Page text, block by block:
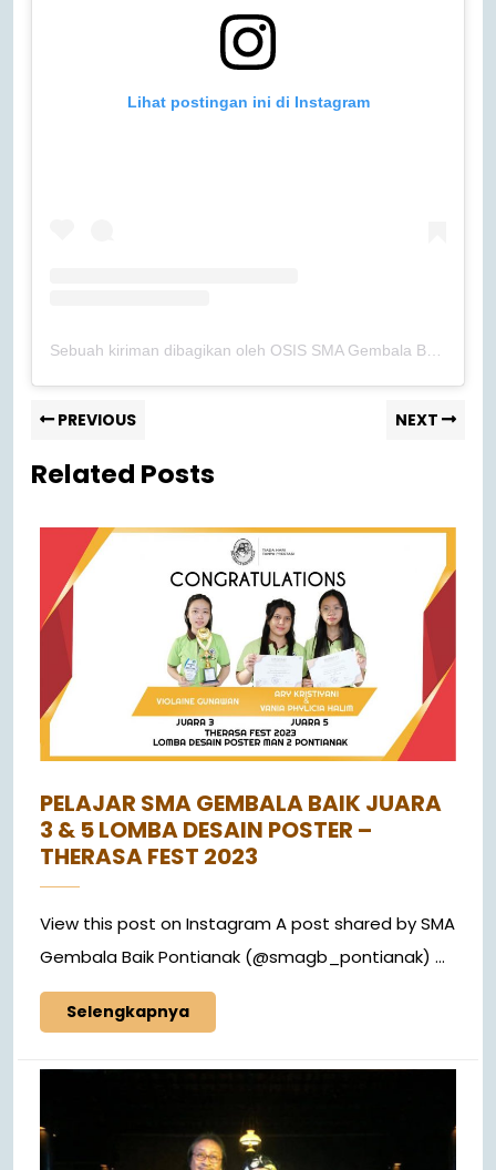
Lihat postingan ini di Instagram
Sebuah kiriman dibagikan oleh OSIS SMA Gembala Baik (@osissmagb)
PREVIOUS NEXT
Related Posts
PELAJAR SMA GEMBALA BAIK JUARA
3 & 5 LOMBA DESAIN POSTER –
THERASA FEST 2023
View this post on Instagram A post shared by SMA
Gembala Baik Pontianak (@smagb_pontianak) ...
Selengkapnya